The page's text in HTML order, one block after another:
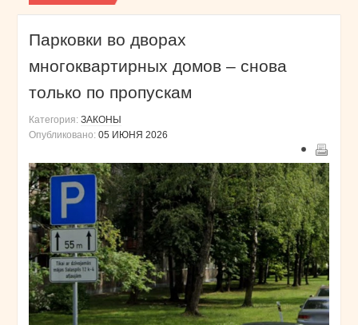
Парковки во дворах
многоквартирных домов – снова
только по пропускам
Категория: ЗАКОНЫ
Опубликовано: 05 ИЮНЯ 2026